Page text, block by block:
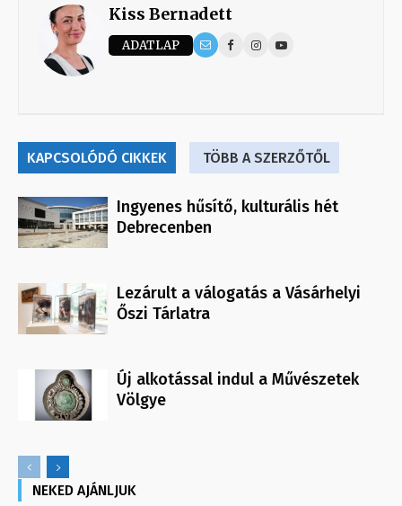
Kiss Bernadett
ADATLAP
KAPCSOLÓDÓ CIKKEK TÖBB A SZERZŐTŐL
Ingyenes hűsítő, kulturális hét
Debrecenben
Lezárult a válogatás a Vásárhelyi
Őszi Tárlatra
Új alkotással indul a Művészetek
Völgye
NEKED AJÁNLJUK